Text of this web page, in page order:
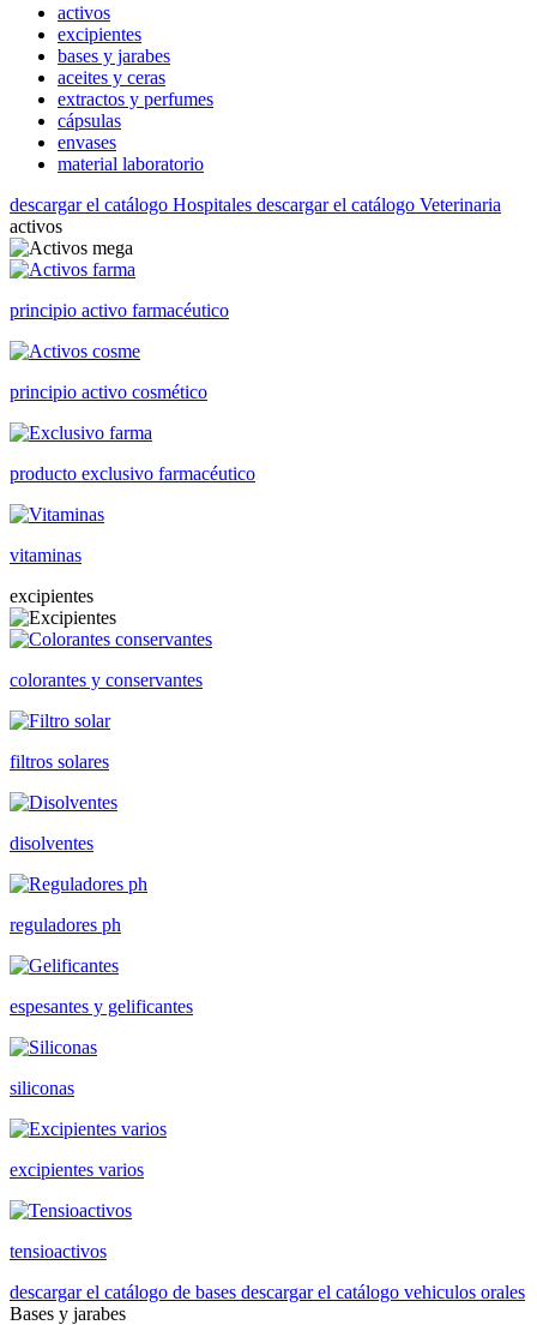
activos
excipientes
bases y jarabes
aceites y ceras
extractos y perfumes
cápsulas
envases
material laboratorio
descargar el catálogo Hospitales descargar el catálogo Veterinaria
activos
principio activo farmacéutico
principio activo cosmético
producto exclusivo farmacéutico
vitaminas
excipientes
colorantes y conservantes
filtros solares
disolventes
reguladores ph
espesantes y gelificantes
siliconas
excipientes varios
tensioactivos
descargar el catálogo de bases descargar el catálogo vehiculos orales
Bases y jarabes